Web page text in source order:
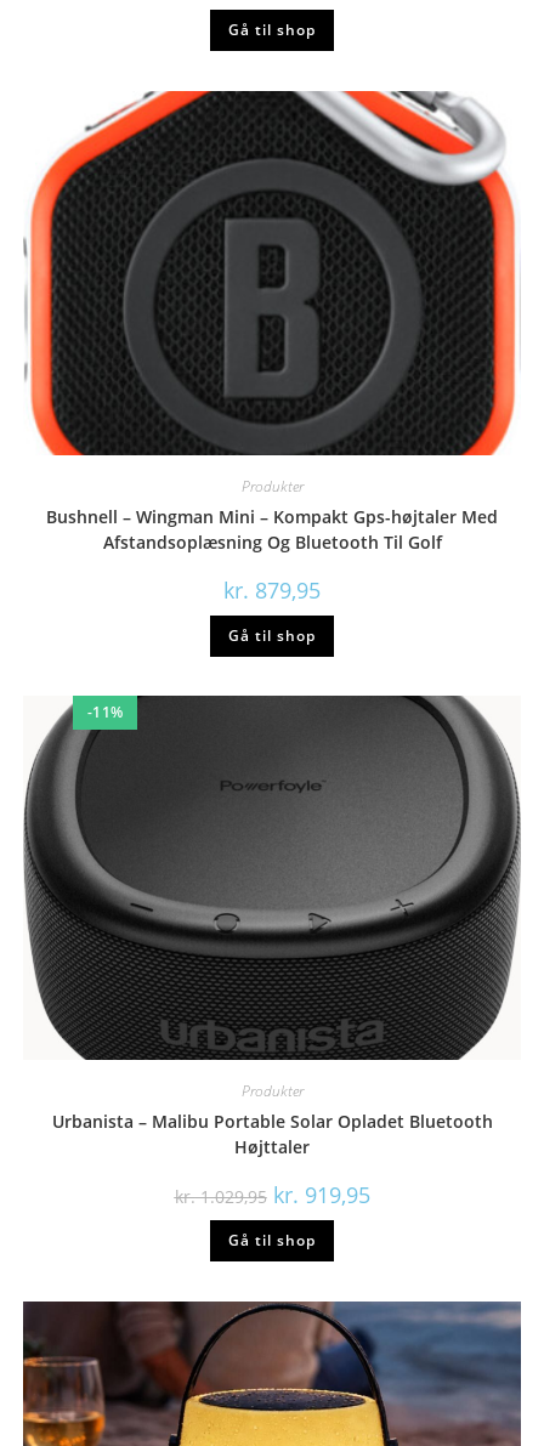
Gå til shop
Produkter
Bushnell – Wingman Mini – Kompakt Gps-højtaler Med
Afstandsoplæsning Og Bluetooth Til Golf
kr. 879,95
Gå til shop
-11%
Produkter
Urbanista – Malibu Portable Solar Opladet Bluetooth
Højttaler
kr.1.029,95 Den
oprindelige
pris
var:
kr. 1.029,95.
kr. 919,95Den
aktuelle
Gå til shop